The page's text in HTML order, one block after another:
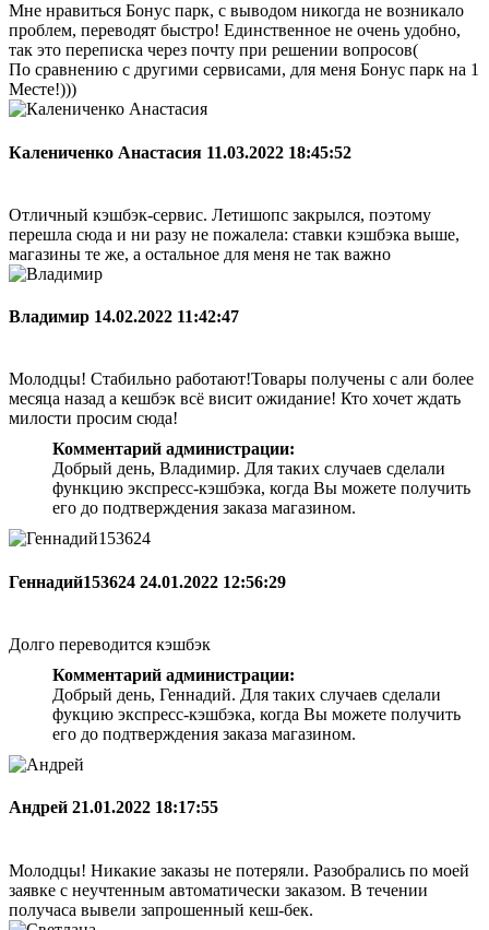
Мне нравиться Бонус парк, с выводом никогда не возникало
проблем, переводят быстро! Единственное не очень удобно,
так это переписка через почту при решении вопросов(
По сравнению с другими сервисами, для меня Бонус парк на 1
Месте!)))
Калениченко Анастасия 11.03.2022 18:45:52
Отличный кэшбэк-сервис. Летишопс закрылся, поэтому
перешла сюда и ни разу не пожалела: ставки кэшбэка выше,
магазины те же, а остальное для меня не так важно
Владимир 14.02.2022 11:42:47
Молодцы! Стабильно работают!Товары получены с али более
месяца назад а кешбэк всё висит ожидание! Кто хочет ждать
милости просим сюда!
Комментарий администрации:
Добрый день, Владимир. Для таких случаев сделали
функцию экспресс-кэшбэка, когда Вы можете получить
его до подтверждения заказа магазином.
Геннадий153624 24.01.2022 12:56:29
Долго переводится кэшбэк
Комментарий администрации:
Добрый день, Геннадий. Для таких случаев сделали
фукцию экспресс-кэшбэка, когда Вы можете получить
его до подтверждения заказа магазином.
Андрей 21.01.2022 18:17:55
Молодцы! Никакие заказы не потеряли. Разобрались по моей
заявке с неучтенным автоматически заказом. В течении
получаса вывели запрошенный кеш-бек.